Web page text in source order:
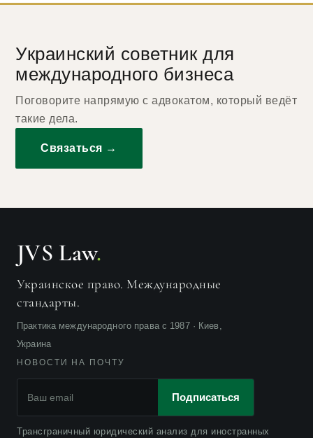
Украинский советник для
международного бизнеса
Поговорите напрямую с адвокатом, который ведёт
такие дела.
Связаться →
JVS Law.
Украинское право. Международные
стандарты.
Практика международного права с 1987 · Киев,
Украина
НОВОСТИ НА ПОЧТУ
Подписаться
Трансграничный юридический анализ для иностранных